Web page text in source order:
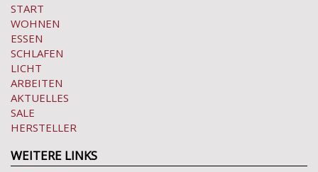
START
WOHNEN
ESSEN
SCHLAFEN
LICHT
ARBEITEN
AKTUELLES
SALE
HERSTELLER
WEITERE LINKS